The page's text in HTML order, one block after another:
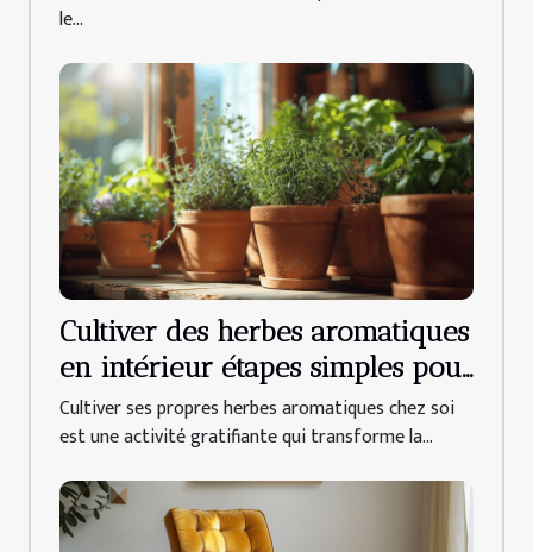
le...
Cultiver des herbes aromatiques
en intérieur étapes simples pour
débutants
Cultiver ses propres herbes aromatiques chez soi
est une activité gratifiante qui transforme la...